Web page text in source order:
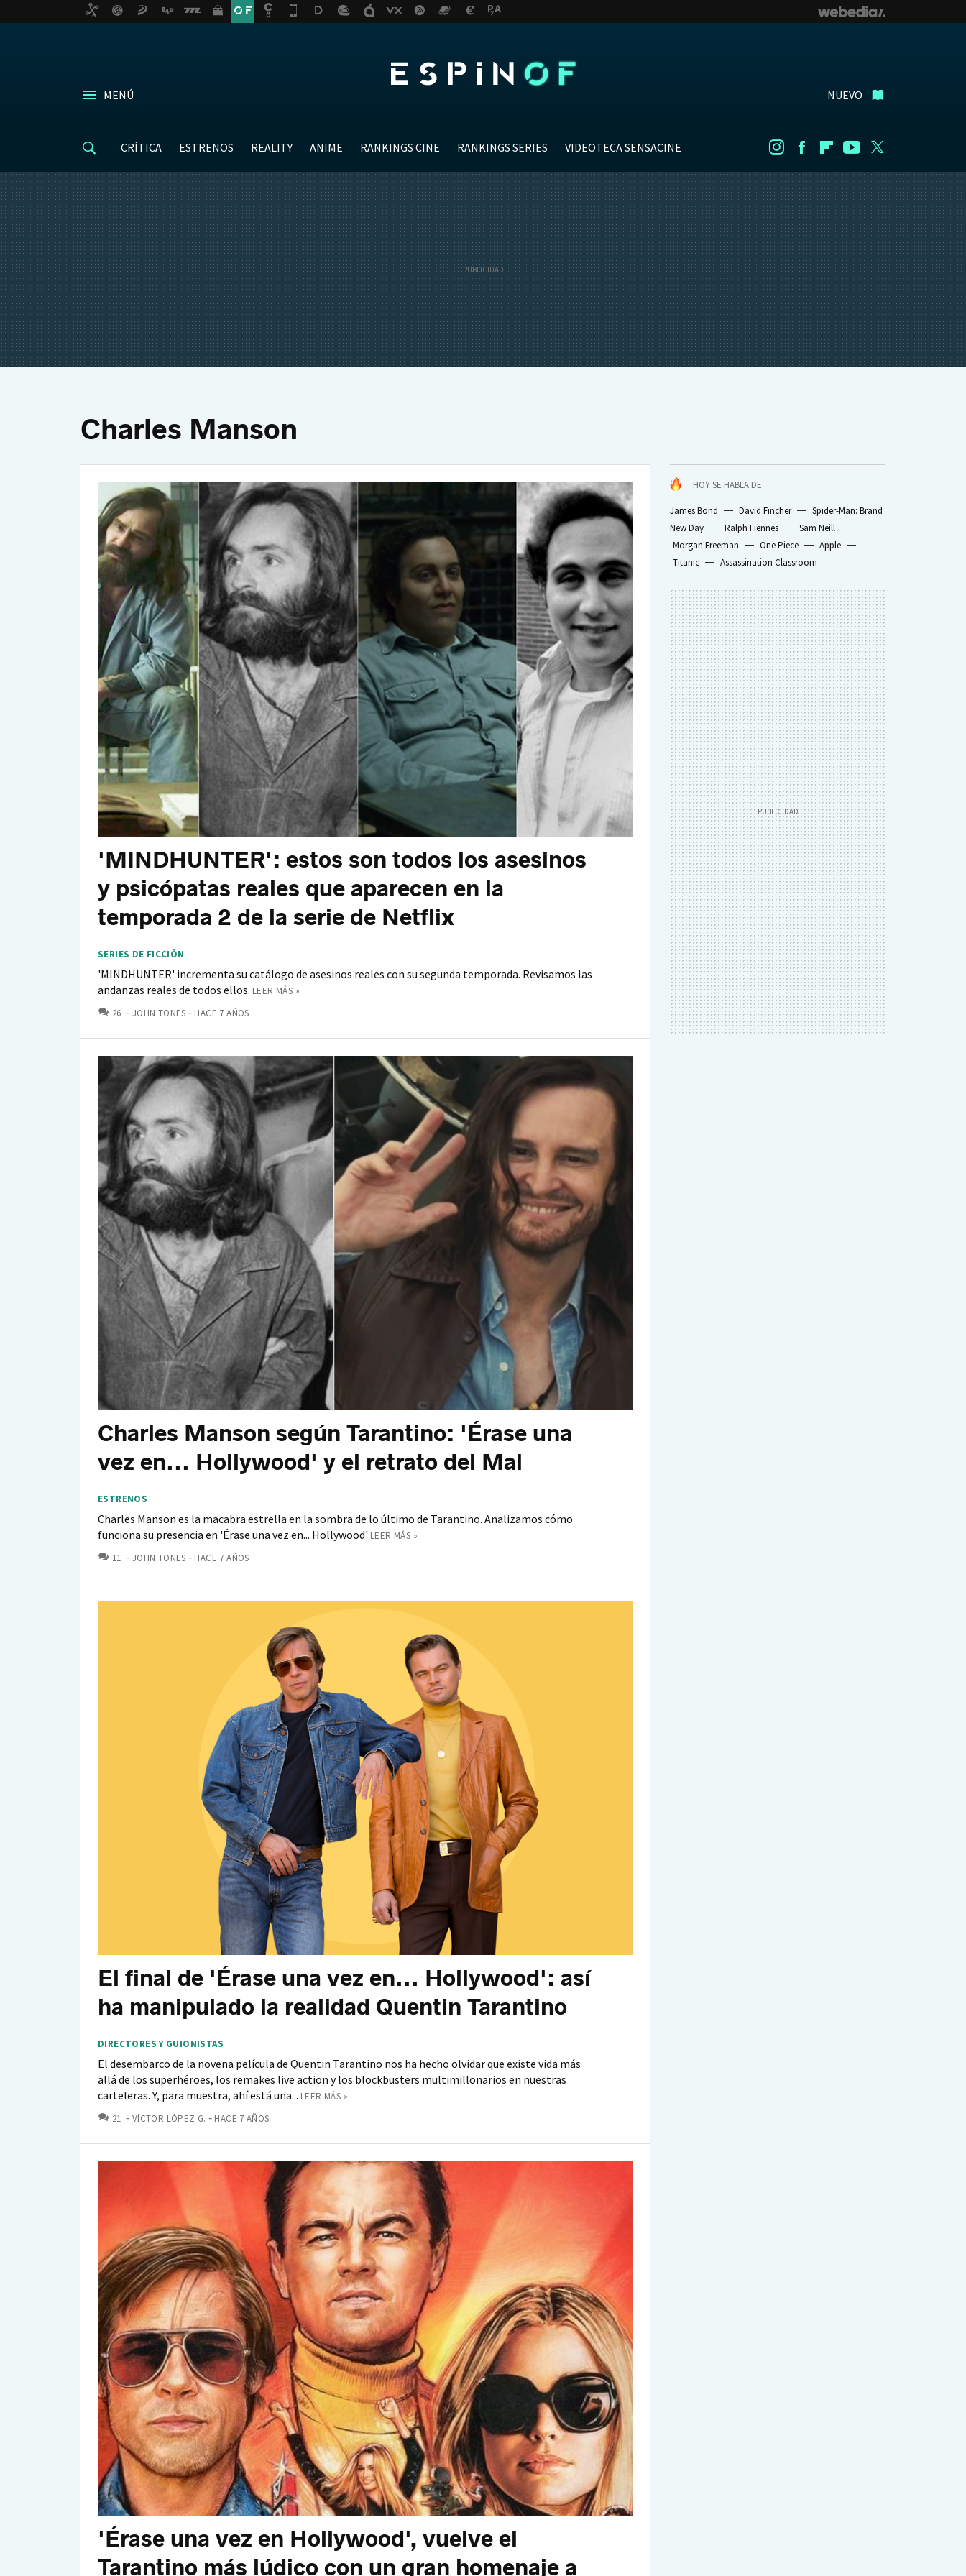
MENÚ NUEVO
CRÍTICA ESTRENOS REALITY ANIME RANKINGS CINE RANKINGS SERIES VIDEOTECA SENSACINE InstagramFacebookFlipboard
Youtube
Charles Manson
HOY SE HABLA DE
James Bond David Fincher
Spider-Man: Brand
New Day
Ralph Fiennes
Sam Neill
Morgan Freeman
One Piece
Apple
Titanic
Assassination Classroom
'MINDHUNTER': estos son todos los asesinos
y psicópatas reales que aparecen en la
temporada 2 de la serie de Netflix
SERIES DE FICCIÓN
'MINDHUNTER' incrementa su catálogo de asesinos reales con su segunda temporada. Revisamos las
andanzas reales de todos ellos. LEER MÁS »
26 COMENTARIOS
JOHN TONES HACE 7 AÑOS
Charles Manson según Tarantino: 'Érase una
vez en... Hollywood' y el retrato del Mal
ESTRENOS
Charles Manson es la macabra estrella en la sombra de lo último de Tarantino. Analizamos cómo
funciona su presencia en 'Érase una vez en... Hollywood' LEER MÁS »
11 COMENTARIOS
JOHN TONES HACE 7 AÑOS
El final de 'Érase una vez en... Hollywood': así
ha manipulado la realidad Quentin Tarantino
DIRECTORES Y GUIONISTAS
El desembarco de la novena película de Quentin Tarantino nos ha hecho olvidar que existe vida más
allá de los superhéroes, los remakes live action y los blockbusters multimillonarios en nuestras
carteleras. Y, para muestra, ahí está una... LEER MÁS »
21 COMENTARIOS
VÍCTOR LÓPEZ G. HACE 7 AÑOS
'Érase una vez en Hollywood', vuelve el
Tarantino más lúdico con un gran homenaje a